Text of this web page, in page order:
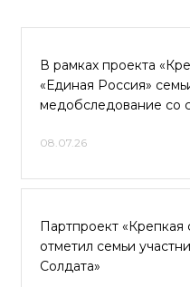
В рамках проекта
«Единая Россия»
медобследование со
08.07.26
Партпроект «Крепкая
отметил семьи
Солдата»